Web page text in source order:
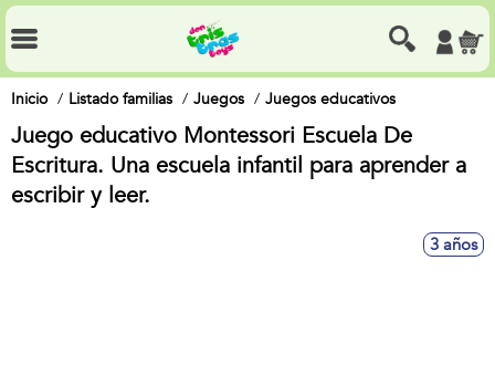
Inicio Listado familias Juegos Juegos educativos
Juego educativo Montessori Escuela De
Escritura. Una escuela infantil para aprender a
escribir y leer.
3 años